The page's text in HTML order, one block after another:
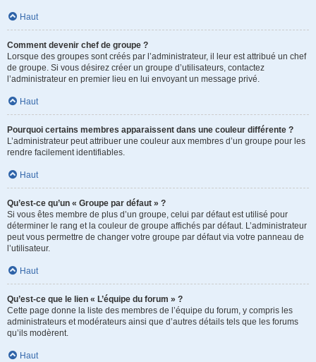
Haut
Comment devenir chef de groupe ?
Lorsque des groupes sont créés par l’administrateur, il leur est attribué un chef
de groupe. Si vous désirez créer un groupe d’utilisateurs, contactez
l’administrateur en premier lieu en lui envoyant un message privé.
Haut
Pourquoi certains membres apparaissent dans une couleur différente ?
L’administrateur peut attribuer une couleur aux membres d’un groupe pour les
rendre facilement identifiables.
Haut
Qu’est-ce qu’un « Groupe par défaut » ?
Si vous êtes membre de plus d’un groupe, celui par défaut est utilisé pour
déterminer le rang et la couleur de groupe affichés par défaut. L’administrateur
peut vous permettre de changer votre groupe par défaut via votre panneau de
l’utilisateur.
Haut
Qu’est-ce que le lien « L’équipe du forum » ?
Cette page donne la liste des membres de l’équipe du forum, y compris les
administrateurs et modérateurs ainsi que d’autres détails tels que les forums
qu’ils modèrent.
Haut